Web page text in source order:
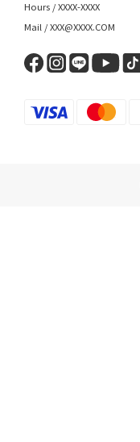
Hours / XXXX-XXXX
Mail / XXX@XXXX.COM